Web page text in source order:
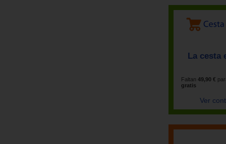
La cesta
Faltan 49,90 €
gratis
Ver